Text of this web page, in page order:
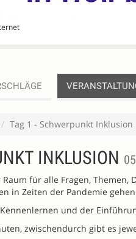
Tag 1 - Schwerpunkt Inklusion
INKLUSION
für alle Fragen,
in Zeiten der Pandemie
und der
zwischendurch gibt es